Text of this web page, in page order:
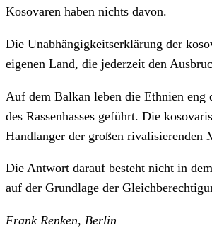
Kosovaren haben nichts davon.
Die Unabhängigkeitserklärung der
eigenen Land, die jederzeit den
Auf dem Balkan leben die Ethnien
des Rassenhasses geführt. Die
Handlanger der großen rivalisierenden
Die Antwort darauf besteht nicht in
auf der Grundlage der
Frank Renken, Berlin